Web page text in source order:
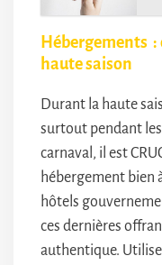
Hébergements :
haute saison
Durant la haute
surtout pendant les
carnaval, il est
hébergement bien
hôtels
ces dernières
authentique.